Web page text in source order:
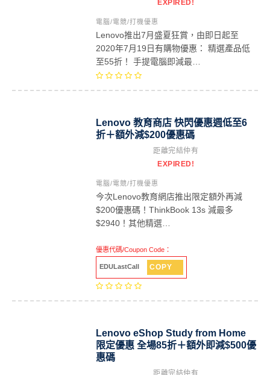
EXPIRED!
電腦/電競/打機優惠
Lenovo推出7月盛夏狂賞，由即日起至
2020年7月19日有購物優惠： 精選產品低
至55折！ 手提電腦即減最…
Lenovo 教育商店 快閃優惠週低至6
折＋額外減$200優惠碼
距離完結仲有
EXPIRED!
電腦/電競/打機優惠
今次Lenovo教育網店推出限定額外再減
$200優惠碼！ThinkBook 13s 減最多
$2940！其他精選…
優惠代碼/Coupon Code：
EDULastCall COPY
Lenovo eShop Study from Home
限定優惠 全場85折＋額外即減$500優
惠碼
距離完結仲有